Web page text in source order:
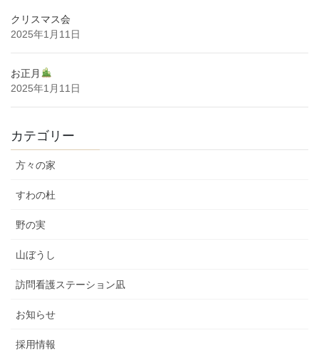
クリスマス会
2025年1月11日
お正月
2025年1月11日
カテゴリー
方々の家
すわの杜
野の実
山ぼうし
訪問看護ステーション凪
お知らせ
採用情報